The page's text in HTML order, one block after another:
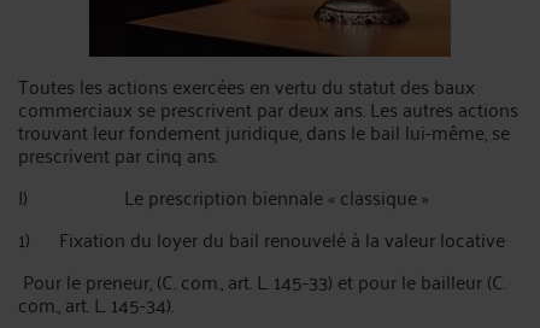
Toutes les actions exercées en vertu du statut des baux
commerciaux se prescrivent par deux ans. Les autres actions
trouvant leur fondement juridique, dans le bail lui-même, se
prescrivent par cinq ans.
I) Le prescription biennale « classique »
1) Fixation du loyer du bail renouvelé à la valeur locative
Pour le preneur, (C. com., art. L. 145-33) et pour le bailleur (C.
com., art. L. 145-34).